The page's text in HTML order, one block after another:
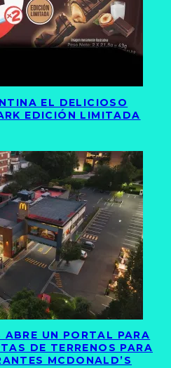
EL DELICIOSO
EDICIÓN LIMITADA
UN PORTAL PARA
DE TERRENOS PARA
MCDONALD’S